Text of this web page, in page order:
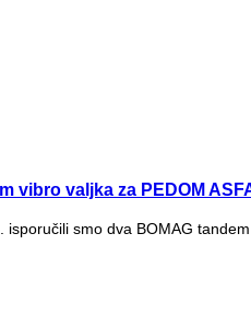
vibro valjka za PEDOM
isporučili smo dva BOMAG